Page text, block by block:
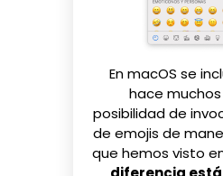
En macOS se
hace
posibilidad de
de emojis de
que hemos visto